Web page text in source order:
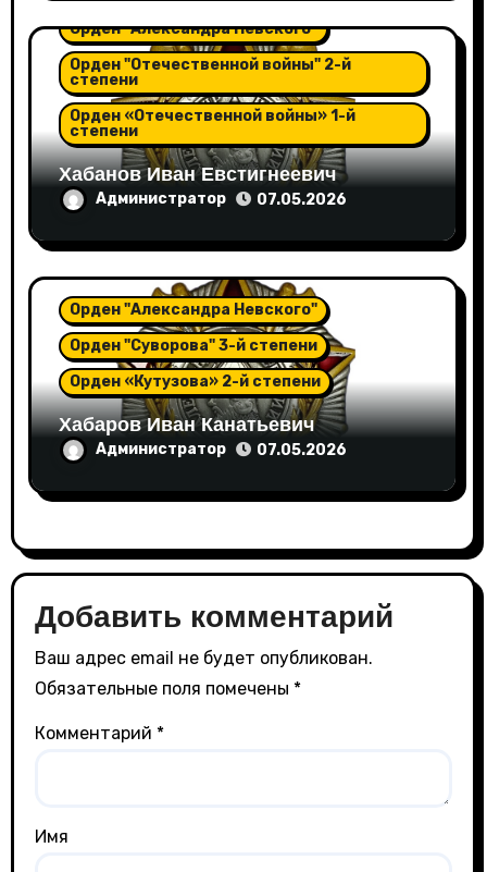
Орден "Александра Невского"
Орден "Отечественной войны" 2-й
степени
Орден «Отечественной войны» 1-й
степени
Хабанов Иван Евстигнеевич
Администратор 07.05.2026
Орден "Александра Невского"
Орден "Суворова" 3-й степени
Орден «Кутузова» 2-й степени
Хабаров Иван Канатьевич
Администратор 07.05.2026
Добавить комментарий
Ваш адрес email не будет опубликован.
Обязательные поля помечены *
Комментарий *
Имя